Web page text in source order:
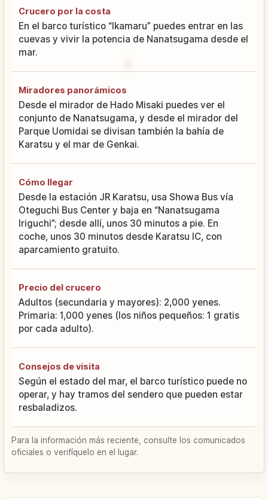
Crucero por la costa
En el barco turístico “Ikamaru” puedes entrar en las
cuevas y vivir la potencia de Nanatsugama desde el
mar.
Miradores panorámicos
Desde el mirador de Hado Misaki puedes ver el
conjunto de Nanatsugama, y desde el mirador del
Parque Uomidai se divisan también la bahía de
Karatsu y el mar de Genkai.
Cómo llegar
Desde la estación JR Karatsu, usa Showa Bus vía
Oteguchi Bus Center y baja en “Nanatsugama
Iriguchi”; desde allí, unos 30 minutos a pie. En
coche, unos 30 minutos desde Karatsu IC, con
aparcamiento gratuito.
Precio del crucero
Adultos (secundaria y mayores): 2,000 yenes.
Primaria: 1,000 yenes (los niños pequeños: 1 gratis
por cada adulto).
Consejos de visita
Según el estado del mar, el barco turístico puede no
operar, y hay tramos del sendero que pueden estar
resbaladizos.
Para la información más reciente, consulte los comunicados
oficiales o verifíquelo en el lugar.